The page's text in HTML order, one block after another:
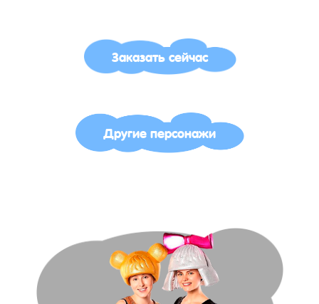
Заказать сейчас
Другие персонажи